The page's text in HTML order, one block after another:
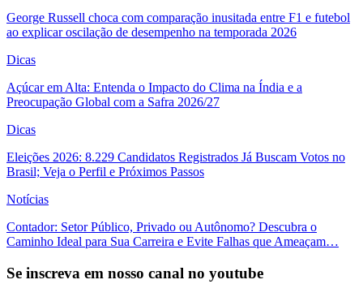
George Russell choca com comparação inusitada entre F1 e futebol
ao explicar oscilação de desempenho na temporada 2026
Dicas
Açúcar em Alta: Entenda o Impacto do Clima na Índia e a
Preocupação Global com a Safra 2026/27
Dicas
Eleições 2026: 8.229 Candidatos Registrados Já Buscam Votos no
Brasil; Veja o Perfil e Próximos Passos
Notícias
Contador: Setor Público, Privado ou Autônomo? Descubra o
Caminho Ideal para Sua Carreira e Evite Falhas que Ameaçam…
Se inscreva em nosso canal no youtube